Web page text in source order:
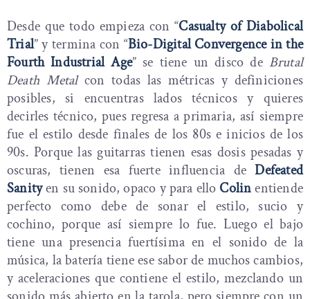
Desde que todo empieza con “Casualty of Diabolical
Trial” y termina con “Bio-Digital Convergence in the
Fourth Industrial Age” se tiene un disco de Brutal
Death Metalcon todas las métricas y definiciones
posibles, si encuentras lados técnicos y quieres
decirles técnico, pues regresa a primaria, así siempre
fue el estilo desde finales de los 80s e inicios de los
90s. Porque las guitarras tienen esas dosis pesadas y
oscuras, tienen esa fuerte influencia deDefeated
Sanityen su sonido, opaco y para elloColinentiende
perfecto como debe de sonar el estilo, sucio y
cochino, porque así siempre lo fue. Luego el bajo
tiene una presencia fuertísima en el sonido de la
música, la batería tiene ese sabor de muchos cambios,
y aceleraciones que contiene el estilo, mezclando un